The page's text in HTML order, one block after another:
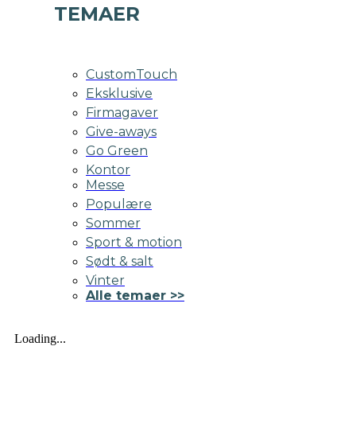
TEMAER
CustomTouch
Eksklusive
Firmagaver
Give-aways
Go Green
Kontor
Messe
Populære
Sommer
Sport & motion
Sødt & salt
Vinter
Alle temaer >>
Loading...